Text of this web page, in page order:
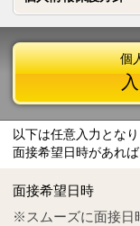
個人情報保護方針
Tel
0570-55-
個
以下は任意入力となり
面接希望日時があれば
面接希望日時
※スムーズに面接日